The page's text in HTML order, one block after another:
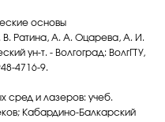
основы
Ратина, А. А. Оцарева, А. И.
ун-т. - Волгоград: ВолгГТУ,
4716-9.
сред и лазеров: учеб.
Кабардино-Балкарский